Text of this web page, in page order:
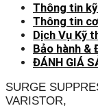
Thông tin
Thông tin
Dịch Vụ Kỹ
Bảo hành &
ĐÁNH GIÁ
SURGE
VARISTOR,